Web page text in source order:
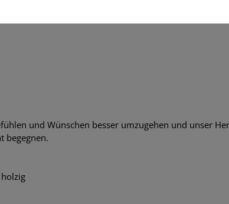
und Wünschen besser umzugehen und unser
begegnen.